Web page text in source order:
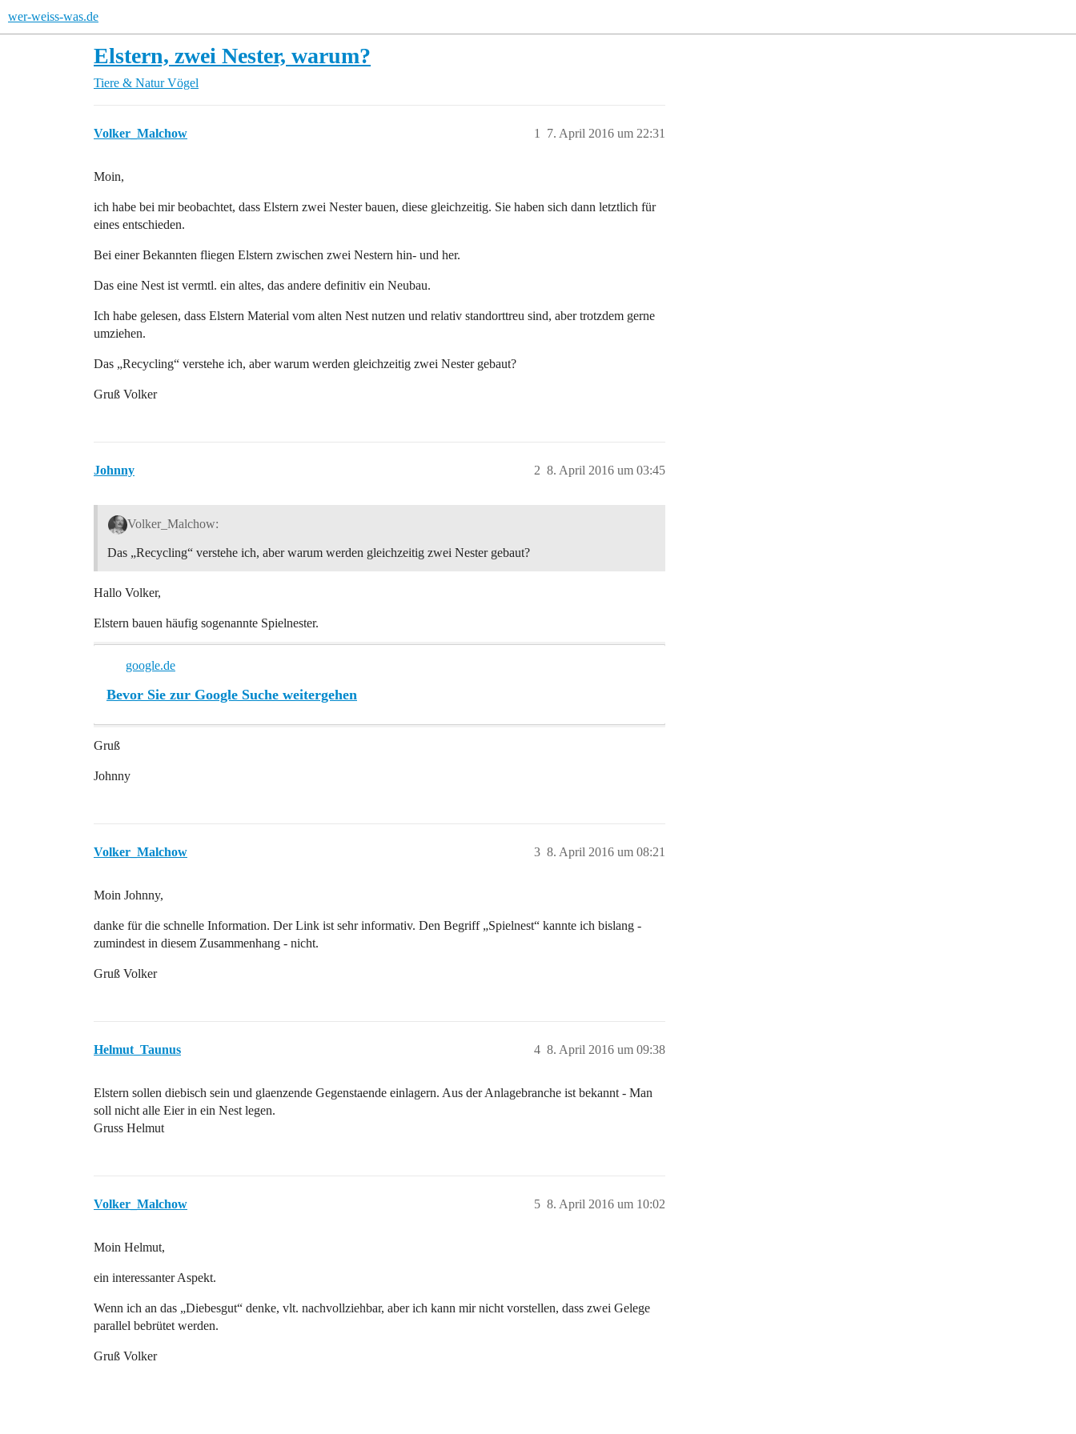
wer-weiss-was.de
Elstern, zwei Nester, warum?
Tiere & Natur Vögel
Volker_Malchow 7. April 2016 um 22:31
1
Moin,
ich habe bei mir beobachtet, dass Elstern zwei Nester bauen, diese gleichzeitig. Sie haben sich dann letztlich für
eines entschieden.
Bei einer Bekannten fliegen Elstern zwischen zwei Nestern hin- und her.
Das eine Nest ist vermtl. ein altes, das andere definitiv ein Neubau.
Ich habe gelesen, dass Elstern Material vom alten Nest nutzen und relativ standorttreu sind, aber trotzdem gerne
umziehen.
Das „Recycling“ verstehe ich, aber warum werden gleichzeitig zwei Nester gebaut?
Gruß Volker
Johnny 8. April 2016 um 03:45
2
Volker_Malchow:
Das „Recycling“ verstehe ich, aber warum werden gleichzeitig zwei Nester gebaut?
Hallo Volker,
Elstern bauen häufig sogenannte Spielnester.
google.de
Bevor Sie zur Google Suche weitergehen
Gruß
Johnny
Volker_Malchow 8. April 2016 um 08:21
3
Moin Johnny,
danke für die schnelle Information. Der Link ist sehr informativ. Den Begriff „Spielnest“ kannte ich bislang -
zumindest in diesem Zusammenhang - nicht.
Gruß Volker
Helmut_Taunus 8. April 2016 um 09:38
4
Elstern sollen diebisch sein und glaenzende Gegenstaende einlagern. Aus der Anlagebranche ist bekannt - Man
soll nicht alle Eier in ein Nest legen.
Gruss Helmut
Volker_Malchow 8. April 2016 um 10:02
5
Moin Helmut,
ein interessanter Aspekt.
Wenn ich an das „Diebesgut“ denke, vlt. nachvollziehbar, aber ich kann mir nicht vorstellen, dass zwei Gelege
parallel bebrütet werden.
Gruß Volker